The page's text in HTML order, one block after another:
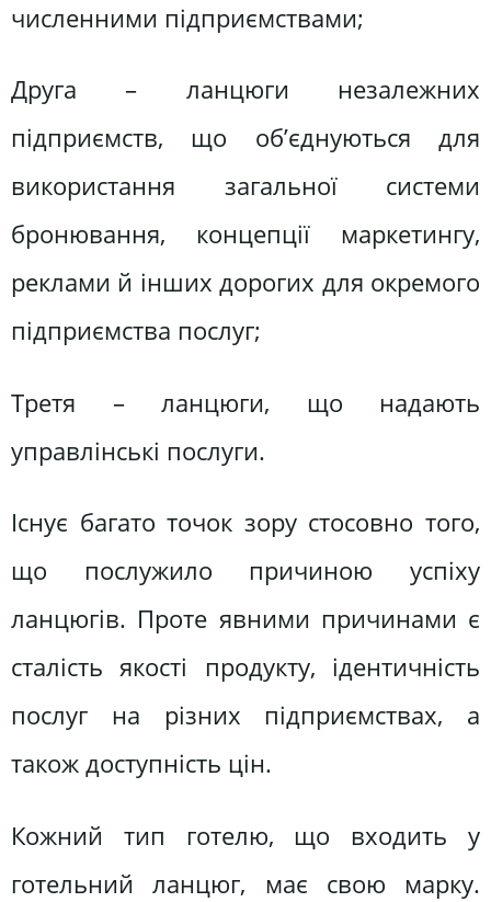
численними підприємствами;
Друга – ланцюги незалежних
підприємств, що об’єднуються для
використання загальної системи
бронювання, концепції маркетингу,
реклами й інших дорогих для окремого
підприємства послуг;
Третя – ланцюги, що надають
управлінські послуги.
Існує багато точок зору стосовно того,
що послужило причиною успіху
ланцюгів. Проте явними причинами є
сталість якості продукту, ідентичність
послуг на різних підприємствах, а
також доступність цін.
Кожний тип готелю, що входить у
готельний ланцюг, має свою марку.